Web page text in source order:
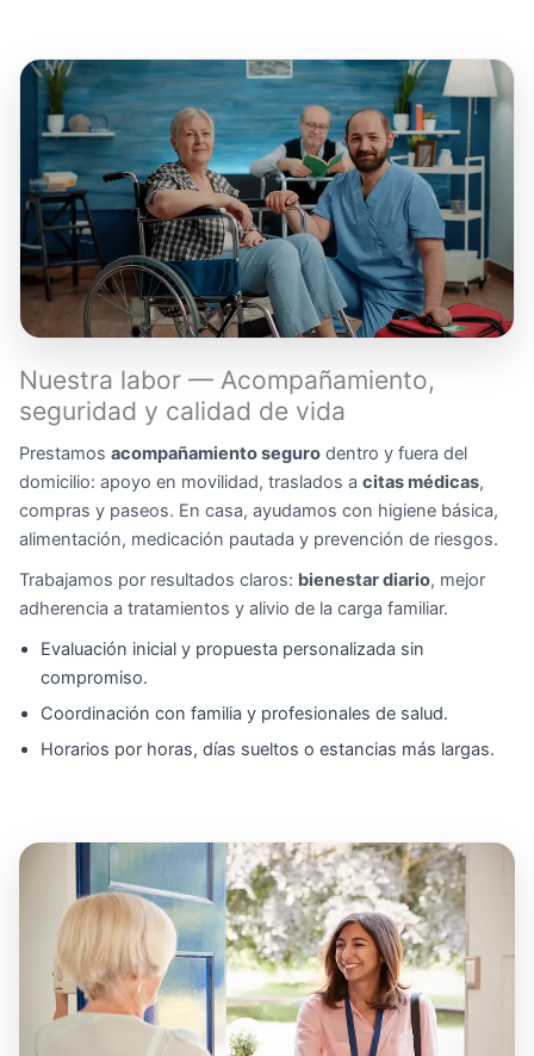
Nuestra labor — Acompañamiento,
seguridad y calidad de vida
Prestamos acompañamiento seguro dentro y fuera del
domicilio: apoyo en movilidad, traslados a citas médicas,
compras y paseos. En casa, ayudamos con higiene básica,
alimentación, medicación pautada y prevención de riesgos.
Trabajamos por resultados claros: bienestar diario, mejor
adherencia a tratamientos y alivio de la carga familiar.
Evaluación inicial y propuesta personalizada sin
compromiso.
Coordinación con familia y profesionales de salud.
Horarios por horas, días sueltos o estancias más largas.